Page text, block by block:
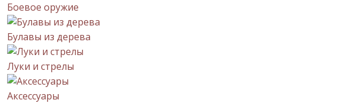
Боевое оружие
Булавы из дерева
Луки и стрелы
Аксессуары